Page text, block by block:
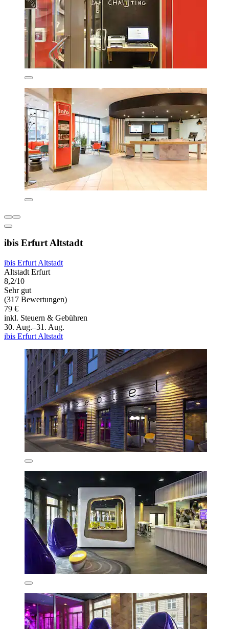
ibis Erfurt Altstadt
ibis Erfurt Altstadt
Altstadt Erfurt
8,2/10
Sehr gut
(317 Bewertungen)
79 €
inkl. Steuern & Gebühren
30. Aug.–31. Aug.
ibis Erfurt Altstadt